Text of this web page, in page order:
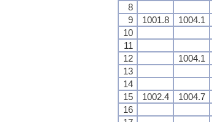
8
9
1001.8 1004.1
10
11
12
1004.1
13
14
15
1002.4 1004.7
16
8
9
1001.8 1004.1
10
11
12
1004.1
13
14
15
1002.4 1004.7
16
8
9
1001.8 1004.1
10
11
12
1004.1
13
14
15
1002.4 1004.7
16
8
9
1001.8 1004.1
10
11
12
1004.1
13
14
15
1002.4 1004.7
16